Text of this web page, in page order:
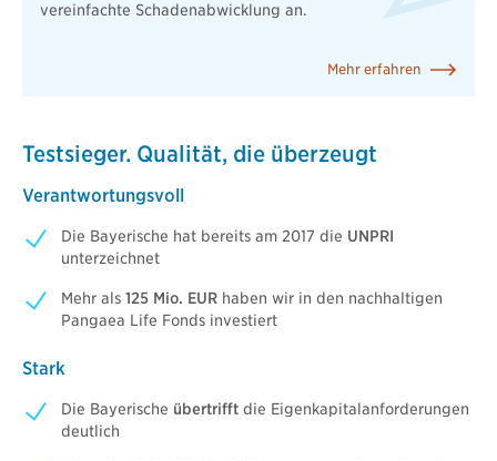
vereinfachte Schadenabwicklung an.
Mehr erfahren
Testsieger. Qualität, die überzeugt
Verantwortungsvoll
Die Bayerische hat bereits am 2017 die UNPRI
unterzeichnet
Mehr als 125 Mio. EUR haben wir in den nachhaltigen
Pangaea Life Fonds investiert
Stark
Die Bayerische übertrifft die Eigenkapitalanforderungen
deutlich